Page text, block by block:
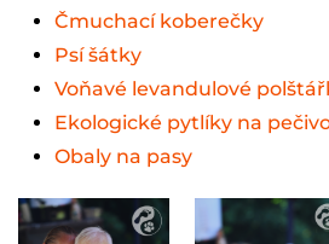
Čmuchací koberečky
Psí šátky
Voňavé levandulové
Ekologické pytlíky na
Obaly na pasy